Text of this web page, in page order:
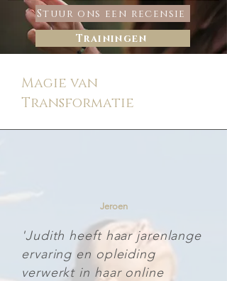
Stuur ons een recensie
Trainingen
Magie van
Transformatie
Jeroen
'Judith heeft haar jarenlange
ervaring en opleiding
verwerkt in haar online